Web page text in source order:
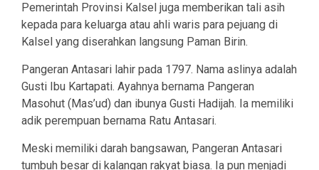
Pemerintah Provinsi Kalsel juga memberikan tali asih
kepada para keluarga atau ahli waris para pejuang di
Kalsel yang diserahkan langsung Paman Birin.
Pangeran Antasari lahir pada 1797. Nama aslinya adalah
Gusti Ibu Kartapati. Ayahnya bernama Pangeran
Masohut (Mas’ud) dan ibunya Gusti Hadijah. Ia memiliki
adik perempuan bernama Ratu Antasari.
Meski memiliki darah bangsawan, Pangeran Antasari
tumbuh besar di kalangan rakyat biasa. Ia pun menjadi